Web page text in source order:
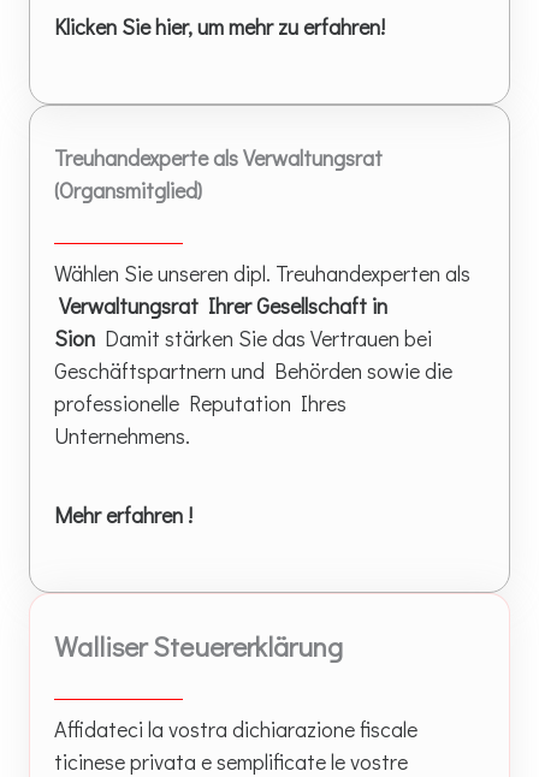
Klicken Sie hier, um mehr zu erfahren!
Treuhandexperte als Verwaltungsrat
(Organsmitglied)
Wählen Sie unseren dipl. Treuhandexperten als
Verwaltungsrat Ihrer Gesellschaft in
Sion Damit stärken Sie das Vertrauen bei
Geschäftspartnern und Behörden sowie die
professionelle Reputation Ihres
Unternehmens.
Mehr erfahren !
Walliser Steuererklärung
Affidateci la vostra dichiarazione fiscale
ticinese privata e semplificate le vostre